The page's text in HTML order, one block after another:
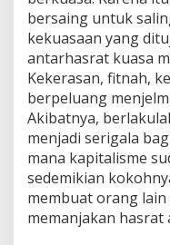
bersaing untuk
kekuasaan yang
antarhasrat kuasa
Kekerasan, fitnah,
berpeluang
Akibatnya,
menjadi serigala
mana kapitalisme
sedemikian
membuat orang
memanjakan hasrat